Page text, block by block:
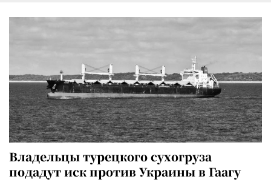
Владельцы турецкого сухогруза
подадут иск против Украины в Гаагу